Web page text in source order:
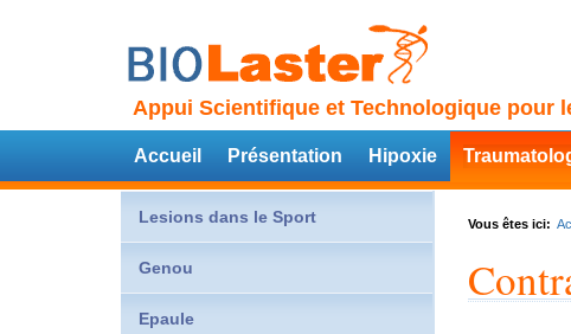
Appui Scientifique et Technologique pour
Accueil Présentation Hipoxie
Vous êtes ici:
Lesions dans le Sport
Genou
Epaule